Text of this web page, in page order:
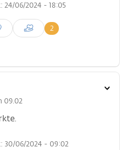
24/06/2024 - 18:05
2
reactie te
09.02
30/06/2024 - 09:02
Toon